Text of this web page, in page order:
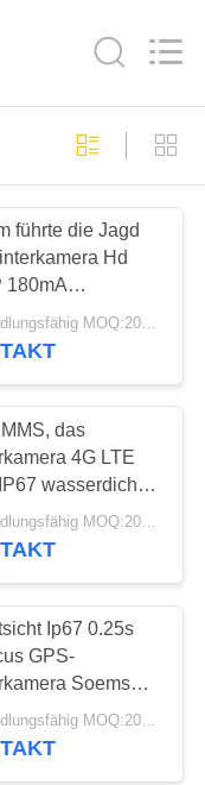
199
77
wild
führte die Jagd
Hd
180mA
Verhandlungsfähig MOQ:20pcs
das
4G LTE
wasserdicht
Verhandlungsfähig MOQ:20pcs
Ip67 0.25s
GPS-
Soems
1080P
Verhandlungsfähig MOQ:20pcs